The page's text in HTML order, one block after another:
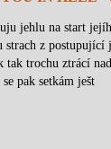
jehlu na start
strach z
tak trochu ztrácí
se pak setkám ješt